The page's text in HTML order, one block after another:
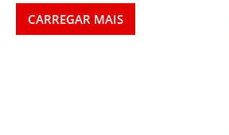
Colchetes
CARREGAR MAIS